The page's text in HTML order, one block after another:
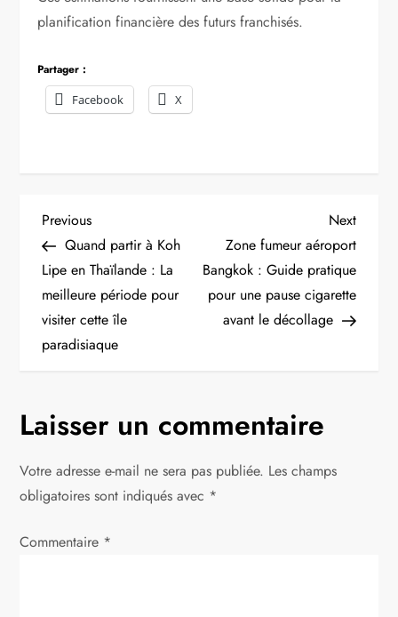
planification financière des futurs franchisés.
Partager :
Facebook
X
N
a
v
i
a
t
Previous
Post
Previous
Quand partir à Koh
Lipe en Thaïlande : La
meilleure période pour
visiter cette île
paradisiaque
Next
Post
Next
Zone fumeur aéroport
Bangkok : Guide pratique
pour une pause cigarette
avant le décollage
Laisser un commentaire
Votre adresse e-mail ne sera pas publiée. Les champs
obligatoires sont indiqués avec *
Commentaire *